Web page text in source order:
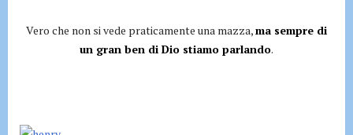
Vero che non si vede praticamente una mazza,ma sempre di
un gran ben di Dio stiamo parlando.